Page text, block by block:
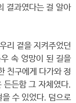
결과였다는 걸 알아
리 곁을 지켜주었던
속 엉망이 된 길을
친구에게 다가와 정
든든함 그 자체였다.
수 있었다. 덤으로